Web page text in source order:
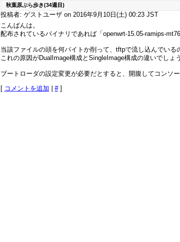
秋葉原ぶら歩き(34週目)
投稿者: ゲストユーザ on 2016年9月10日(土) 00:23 JST
こんばんは。
配布されているバイナリであれば「openwrt-15.05-ramips-
当該ファイルの頭を何バイトか削って、tftpで流し込んでいる
これの原因がDualImage構成とSingleImage構成の違いでしょ
ブートローダの設定変更が必要だとすると、開腹してコンソ
[ コメントを追加 #]